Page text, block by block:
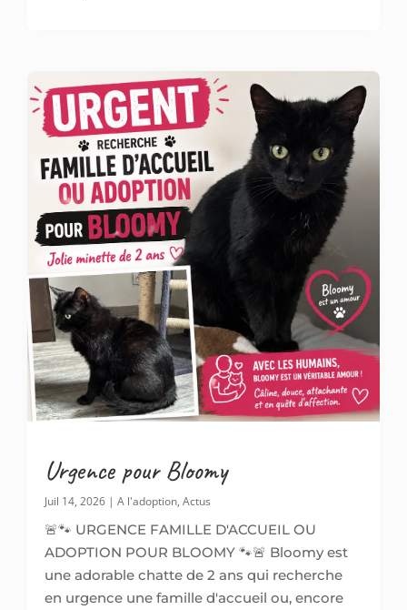
Urgence pour Bloomy
Juil 14, 2026 | A l'adoption, Actus
🚨🐾 URGENCE FAMILLE D'ACCUEIL OU
ADOPTION POUR BLOOMY 🐾🚨 Bloomy est
une adorable chatte de 2 ans qui recherche
en urgence une famille d'accueil ou, encore